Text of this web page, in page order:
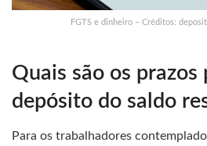
FGTS e dinheiro – Créditos:
Quais são os prazos
depósito do saldo
Para os trabalhadores